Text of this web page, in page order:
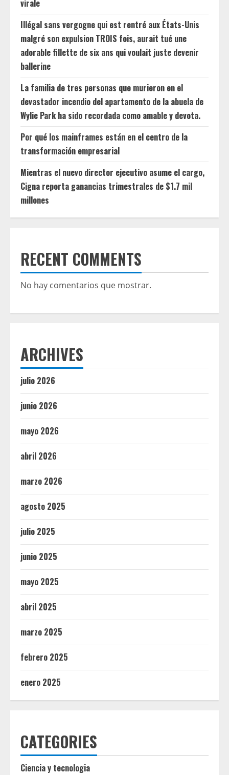
virale
Illégal sans vergogne qui est rentré aux États-Unis
malgré son expulsion TROIS fois, aurait tué une
adorable fillette de six ans qui voulait juste devenir
ballerine
La familia de tres personas que murieron en el
devastador incendio del apartamento de la abuela de
Wylie Park ha sido recordada como amable y devota.
Por qué los mainframes están en el centro de la
transformación empresarial
Mientras el nuevo director ejecutivo asume el cargo,
Cigna reporta ganancias trimestrales de $1.7 mil
millones
RECENT COMMENTS
No hay comentarios que mostrar.
ARCHIVES
julio 2026
junio 2026
mayo 2026
abril 2026
marzo 2026
agosto 2025
julio 2025
junio 2025
mayo 2025
abril 2025
marzo 2025
febrero 2025
enero 2025
CATEGORIES
Ciencia y tecnologia